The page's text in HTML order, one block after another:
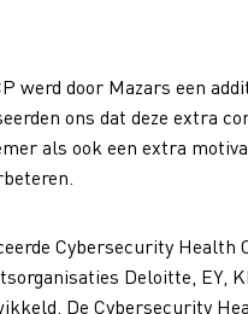
werd door Mazars een
ons dat deze extra
als ook een extra
Cybersecurity
Deloitte, EY,
De Cybersecurity